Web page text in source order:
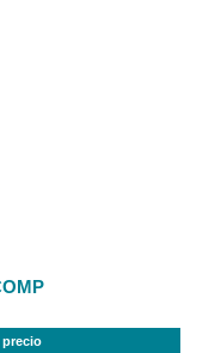
precio